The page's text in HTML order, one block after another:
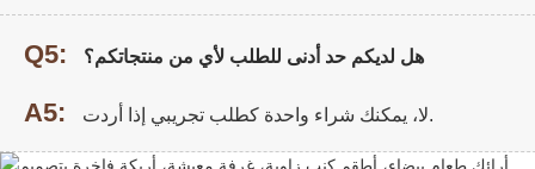
Q5: هل لديكم حد أدنى للطلب لأي من منتجاتكم؟
A5: لا، يمكنك شراء واحدة كطلب تجريبي إذا أردت.